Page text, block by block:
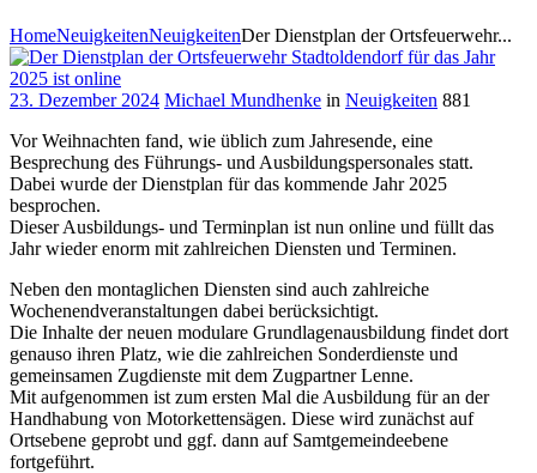
HomeNeuigkeitenNeuigkeitenDer Dienstplan der Ortsfeuerwehr...
23. Dezember 2024 Michael Mundhenke in Neuigkeiten 881
Vor Weihnachten fand, wie üblich zum Jahresende, eine
Besprechung des Führungs- und Ausbildungspersonales statt.
Dabei wurde der Dienstplan für das kommende Jahr 2025
besprochen.
Dieser Ausbildungs- und Terminplan ist nun online und füllt das
Jahr wieder enorm mit zahlreichen Diensten und Terminen.
Neben den montaglichen Diensten sind auch zahlreiche
Wochenendveranstaltungen dabei berücksichtigt.
Die Inhalte der neuen modulare Grundlagenausbildung findet dort
genauso ihren Platz, wie die zahlreichen Sonderdienste und
gemeinsamen Zugdienste mit dem Zugpartner Lenne.
Mit aufgenommen ist zum ersten Mal die Ausbildung für an der
Handhabung von Motorkettensägen. Diese wird zunächst auf
Ortsebene geprobt und ggf. dann auf Samtgemeindeebene
fortgeführt.